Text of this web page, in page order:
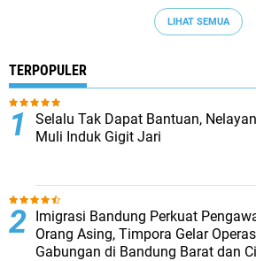
LIHAT SEMUA
TERPOPULER
Selalu Tak Dapat Bantuan,
Muli Induk Gigit Jari
Imigrasi Bandung Perkuat
Orang Asing, Timpora Gelar
Gabungan di Bandung Barat dan